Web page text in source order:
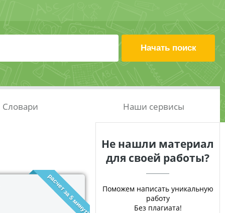
Словари Наши сервисы
расчет за 5 минут!
Не нашли материал
для своей работы?
Поможем написать уникальную
работу
Без плагиата!